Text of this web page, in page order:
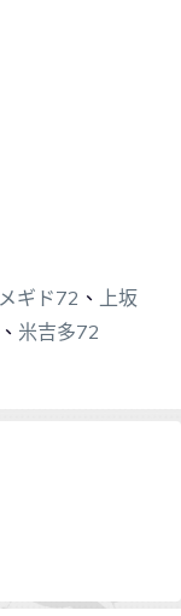
メギド72 、 上坂
、 米吉多72